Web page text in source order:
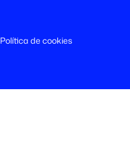
Política de cookies